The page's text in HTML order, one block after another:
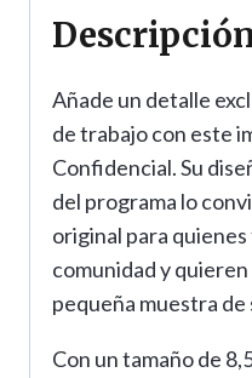
Añade un detalle
de trabajo con este
Confidencial. Su
del programa lo
original para
comunidad y
pequeña muestra de
Con un tamaño de